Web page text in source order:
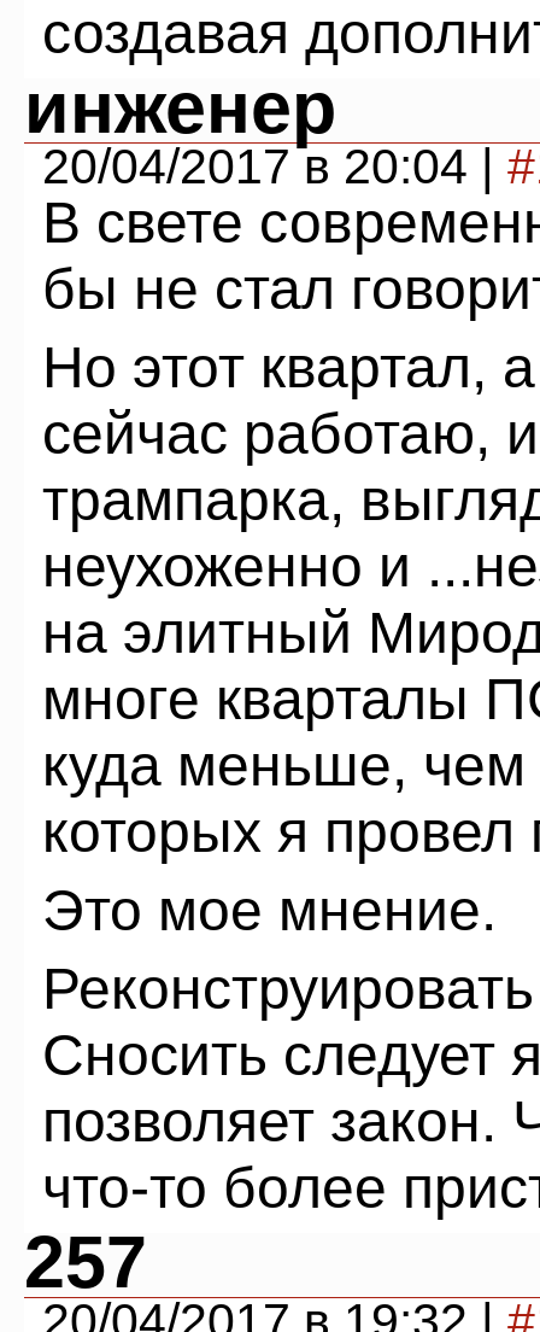
создавая
инженер
20/04/2017 в 20:04 |
В свете
бы не стал
Но этот квартал,
сейчас работаю,
трампарка,
неухоженно и
на элитный
многе кварталы
куда меньше,
которых я
Это мое мнение.
Сносить следует
позволяет закон.
что-то более
257